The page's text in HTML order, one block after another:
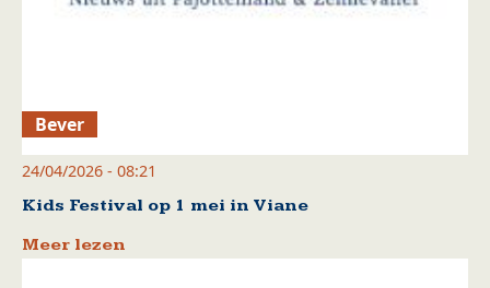
Bever
24/04/2026 - 08:21
Kids Festival op 1 mei in Viane
Meer lezen